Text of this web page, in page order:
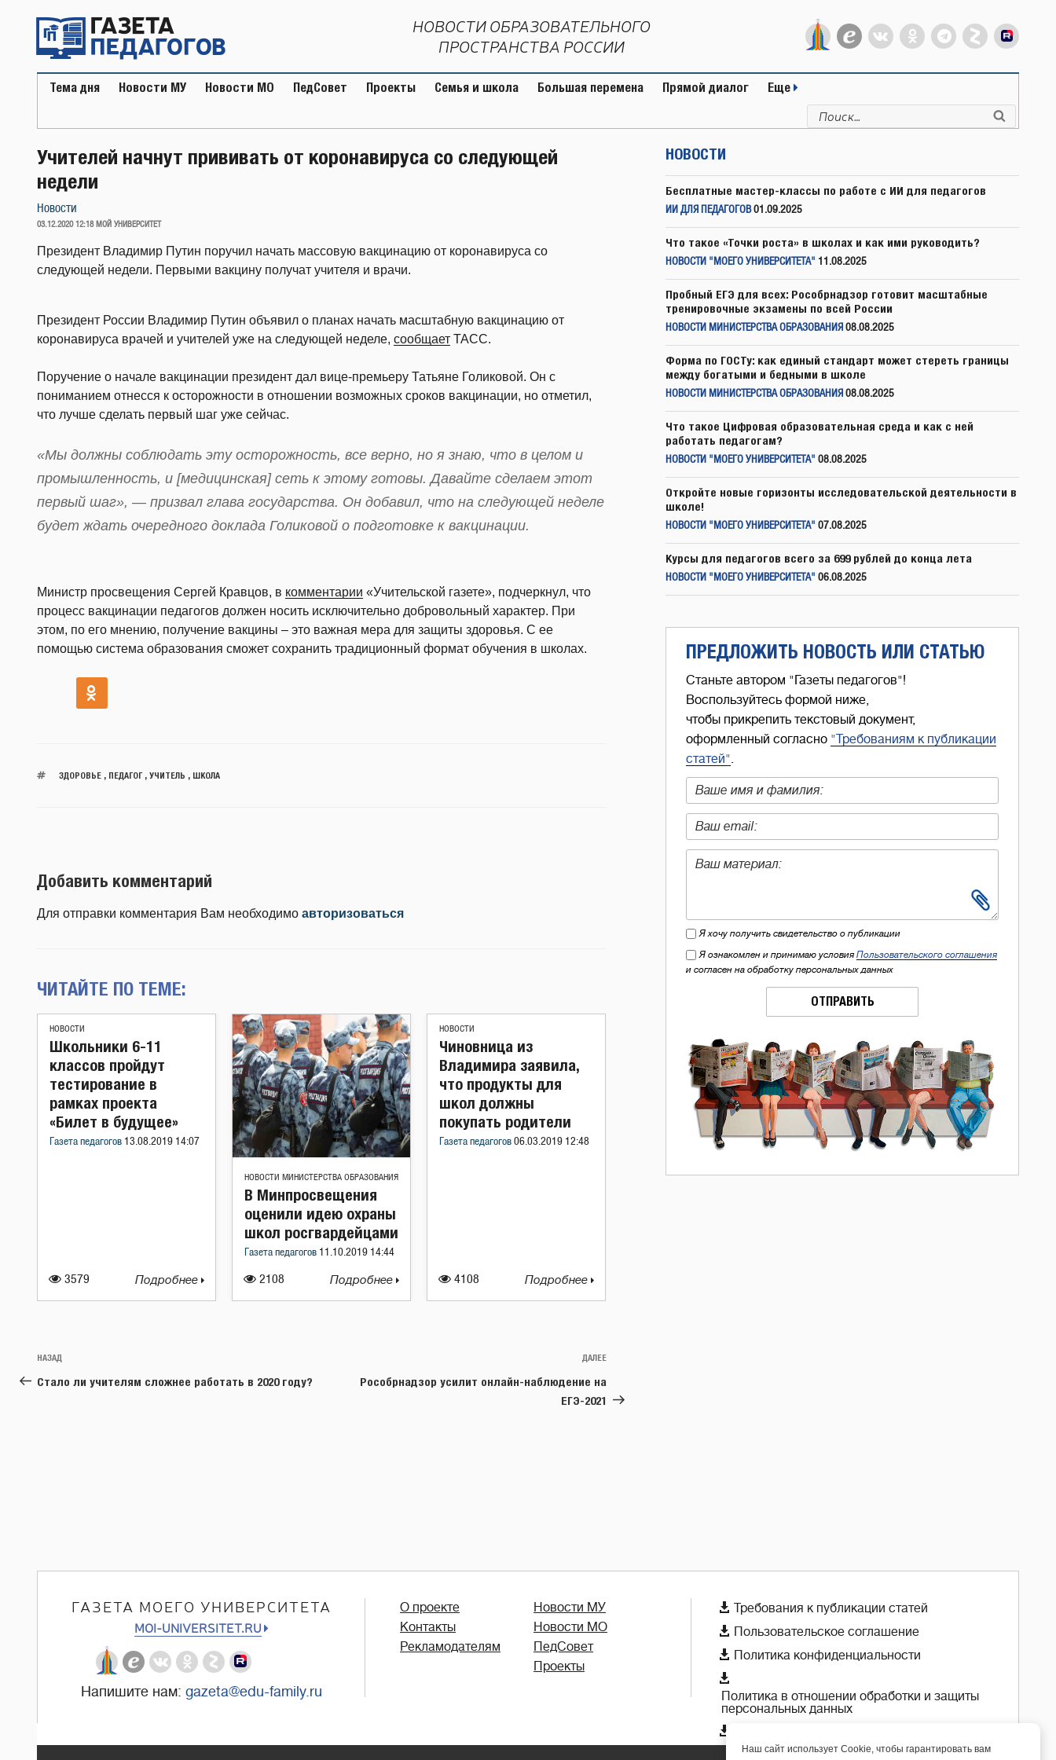
содержимому
НОВОСТИ ОБРАЗОВАТЕЛЬНОГО
ПРОСТРАНСТВА РОССИИ
Тема дня Новости МУ Новости МО ПедСовет Проекты Семья и школа Большая перемена Прямой диалог Еще
Искать:
Учителей начнут прививать от коронавируса со следующей
недели
Новости
ОПУБЛИКОВАНО
03.12.2020 12:18 МОЙ УНИВЕРСИТЕТ
Президент Владимир Путин поручил начать массовую вакцинацию от коронавируса со
следующей недели. Первыми вакцину получат учителя и врачи.
Президент России Владимир Путин объявил о планах начать масштабную вакцинацию от
коронавируса врачей и учителей уже на следующей неделе, сообщает ТАСС.
Поручение о начале вакцинации президент дал вице-премьеру Татьяне Голиковой. Он с
пониманием отнесся к осторожности в отношении возможных сроков вакцинации, но отметил,
что лучше сделать первый шаг уже сейчас.
«Мы должны соблюдать эту осторожность, все верно, но я знаю, что в целом и
промышленность, и [медицинская] сеть к этому готовы. Давайте сделаем этот
первый шаг», — призвал глава государства. Он добавил, что на следующей неделе
будет ждать очередного доклада Голиковой о подготовке к вакцинации.
Министр просвещения Сергей Кравцов, в комментарии «Учительской газете», подчеркнул, что
процесс вакцинации педагогов должен носить исключительно добровольный характер. При
этом, по его мнению, получение вакцины – это важная мера для защиты здоровья. С ее
помощью система образования сможет сохранить традиционный формат обучения в школах.
ЗДОРОВЬЕ, ПЕДАГОГ, УЧИТЕЛЬ , ШКОЛА
Добавить комментарий
Для отправки комментария Вам необходимо авторизоваться
ЧИТАЙТЕ ПО ТЕМЕ:
НОВОСТИ
3579
Школьники 6-11
классов пройдут
тестирование в
рамках проекта
«Билет в будущее»
Газета педагогов 13.08.2019 14:07
Подробнее
НОВОСТИ МИНИСТЕРСТВА ОБРАЗОВАНИЯ
2108
В Минпросвещения
оценили идею охраны
школ росгвардейцами
Газета педагогов 11.10.2019 14:44
Подробнее
НОВОСТИ
4108
Чиновница из
Владимира заявила,
что продукты для
школ должны
покупать родители
Газета педагогов 06.03.2019 12:48
Подробнее
Навигация
по
Предыдущая
запись:
НАЗАД
Стало ли учителям сложнее работать в 2020 году?
Следующая
ДАЛЕЕ
Рособрнадзор усилит онлайн-наблюдение на
ЕГЭ-2021
НОВОСТИ
Бесплатные мастер-классы по работе с ИИ для педагогов
ИИ ДЛЯ ПЕДАГОГОВ 01.09.2025
Что такое «Точки роста» в школах и как ими руководить?
НОВОСТИ "МОЕГО УНИВЕРСИТЕТА" 11.08.2025
Пробный ЕГЭ для всех: Рособрнадзор готовит масштабные
тренировочные экзамены по всей России
НОВОСТИ МИНИСТЕРСТВА ОБРАЗОВАНИЯ 08.08.2025
Форма по ГОСТу: как единый стандарт может стереть границы
между богатыми и бедными в школе
НОВОСТИ МИНИСТЕРСТВА ОБРАЗОВАНИЯ 08.08.2025
Что такое Цифровая образовательная среда и как с ней
работать педагогам?
НОВОСТИ "МОЕГО УНИВЕРСИТЕТА" 08.08.2025
Откройте новые горизонты исследовательской деятельности в
школе!
НОВОСТИ "МОЕГО УНИВЕРСИТЕТА" 07.08.2025
Курсы для педагогов всего за 699 рублей до конца лета
НОВОСТИ "МОЕГО УНИВЕРСИТЕТА" 06.08.2025
ПРЕДЛОЖИТЬ НОВОСТЬ ИЛИ СТАТЬЮ
Станьте автором "Газеты педагогов"!
Воспользуйтесь формой ниже,
чтобы прикрепить текстовый документ,
оформленный согласно "Требованиям к публикации
статей".
Я хочу получить свидетельство о публикации
Я ознакомлен и принимаю условия Пользовательского соглашения
и согласен на обработку персональных данных
ОТПРАВИТЬ
ГАЗЕТА МОЕГО УНИВЕРСИТЕТА
MOI-UNIVERSITET.RU
Напишите нам: gazeta@edu-family.ru
О проекте
Контакты
Рекламодателям
Новости МУ
Новости МО
ПедСовет
Проекты
 Требования к публикации статей
 Пользовательское соглашение
 Политика конфиденциальности

Политика в отношении обработки и защиты
персональных данных

Наш сайт использует Cookie, чтобы гарантировать вам